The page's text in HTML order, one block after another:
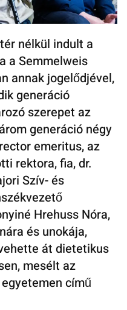
nélkül indult a
a Semmelweis
annak jogelődjével,
generáció
szerepet az
generáció négy
emeritus, az
rektora, fia, dr.
Szív- és
Hrehuss Nóra,
és unokája,
át dietetikus
mesélt az
című